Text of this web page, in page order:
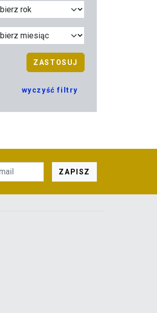
ZASTOSUJ
wyczyść filtry
ZAPISZ